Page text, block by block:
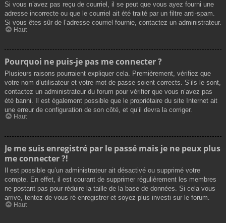
Si vous n’avez pas reçu de courriel, il se peut que vous ayez fourni une
adresse incorrecte ou que le courriel ait été traité par un filtre anti-spam.
Si vous êtes sûr de l’adresse courriel fournie, contactez un administrateur.
Haut
Pourquoi ne puis-je pas me connecter ?
Plusieurs raisons pourraient expliquer cela. Premièrement, vérifiez que
votre nom d’utilisateur et votre mot de passe soient corrects. S’ils le sont,
contactez un administrateur du forum pour vérifier que vous n’avez pas
été banni. Il est également possible que le propriétaire du site Internet ait
une erreur de configuration de son côté, et qu’il devra la corriger.
Haut
Je me suis enregistré par le passé mais je ne peux plus
me connecter ?!
Il est possible qu’un administrateur ait désactivé ou supprimé votre
compte. En effet, il est courant de supprimer régulièrement les membres
ne postant pas pour réduire la taille de la base de données. Si cela vous
arrive, tentez de vous ré-enregistrer et soyez plus investi sur le forum.
Haut